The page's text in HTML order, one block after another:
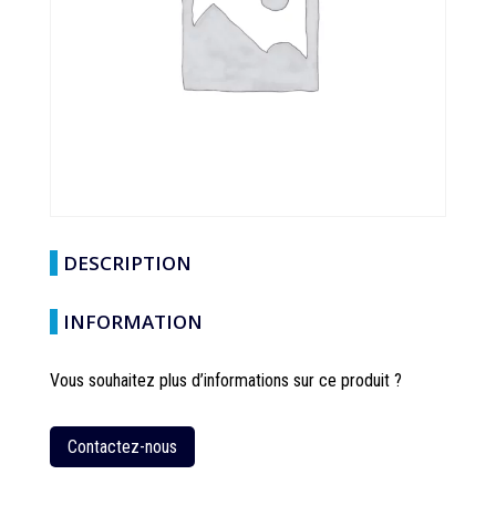
DESCRIPTION
INFORMATION
Vous souhaitez plus d’informations sur ce produit ?
Contactez-nous